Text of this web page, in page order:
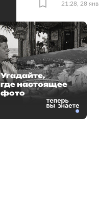
21:28, 28
Угадайте,
где настоящее
фото